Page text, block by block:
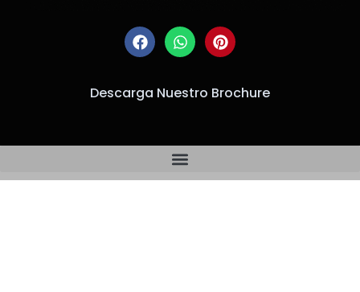
Descarga Nuestro Brochure